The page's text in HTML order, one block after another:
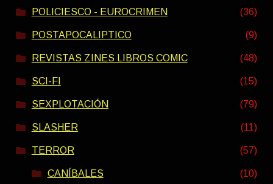
POLICIESCO - EUROCRIMEN (36)
POSTAPOCALIPTICO (9)
REVISTAS ZINES LIBROS COMIC (48)
SCI-FI (15)
SEXPLOTACIÓN (79)
SLASHER (11)
TERROR (57)
CANÍBALES (10)